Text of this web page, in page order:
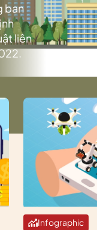
ban
liên
Infographic